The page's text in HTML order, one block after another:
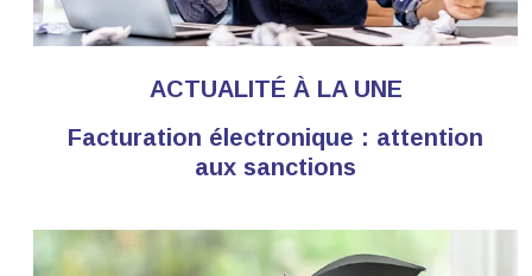
ACTUALITÉ À LA UNE
Facturation électronique : attention
aux sanctions